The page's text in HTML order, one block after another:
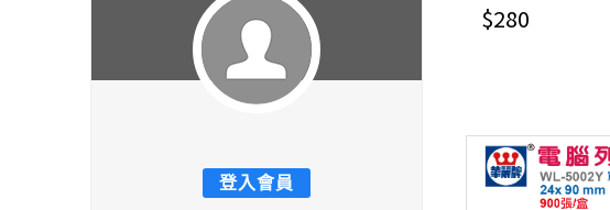
登入會員
$280